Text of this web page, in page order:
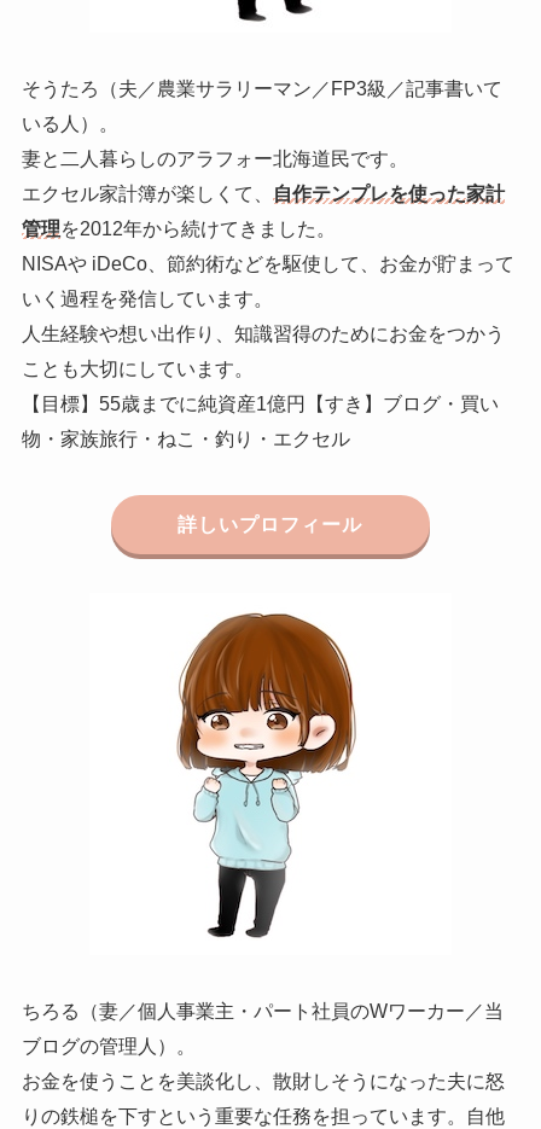
そうたろ（夫／農業サラリーマン／FP3級／記事書いて
いる人）。
妻と二人暮らしのアラフォー北海道民です。
エクセル家計簿が楽しくて、 自作テンプレを使った家計
管理を2012年から続けてきました。
NISAや iDeCo、節約術などを駆使して、お金が貯まって
いく過程を発信しています。
人生経験や想い出作り、知識習得のためにお金をつかう
ことも大切にしています。
【目標】55歳までに純資産1億円【すき】ブログ・買い
物・家族旅行・ねこ・釣り・エクセル
詳しいプロフィール
ちろる（妻／個人事業主・パート社員のWワーカー／当
ブログの管理人）。
お金を使うことを美談化し、散財しそうになった夫に怒
りの鉄槌を下すという重要な任務を担っています。自他